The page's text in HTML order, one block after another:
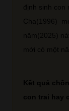
định sinh con
Cha(1996)
năm(2025)
mới có một
Kết quả
con trai hay